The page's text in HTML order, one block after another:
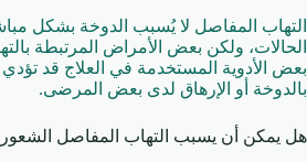
التهاب المفاصل لا يُسبب الدوخة بشكل
الحالات، ولكن بعض الأمراض المرتبطة
بعض الأدوية المستخدمة في العلاج قد تؤدي
بالدوخة أو الإرهاق لدى بعض المرضى.
هل يمكن أن يسبب التهاب المفاصل الشعور